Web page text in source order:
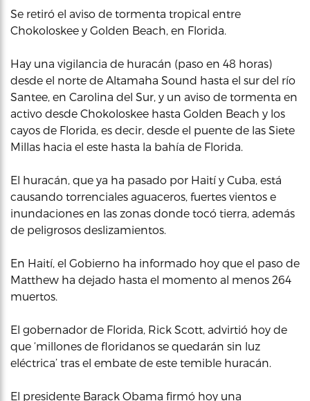
Se retiró el aviso de tormenta tropical entre
Chokoloskee y Golden Beach, en Florida.
Hay una vigilancia de huracán (paso en 48 horas)
desde el norte de Altamaha Sound hasta el sur del río
Santee, en Carolina del Sur, y un aviso de tormenta en
activo desde Chokoloskee hasta Golden Beach y los
cayos de Florida, es decir, desde el puente de las Siete
Millas hacia el este hasta la bahía de Florida.
El huracán, que ya ha pasado por Haití y Cuba, está
causando torrenciales aguaceros, fuertes vientos e
inundaciones en las zonas donde tocó tierra, además
de peligrosos deslizamientos.
En Haití, el Gobierno ha informado hoy que el paso de
Matthew ha dejado hasta el momento al menos 264
muertos.
El gobernador de Florida, Rick Scott, advirtió hoy de
que ‘millones de floridanos se quedarán sin luz
eléctrica’ tras el embate de este temible huracán.
El presidente Barack Obama firmó hoy una